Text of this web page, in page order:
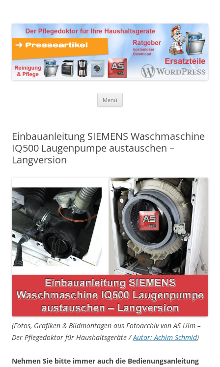
Haushaltsgeräte
Reinigungsprodukte und Pflegemittel
Menü
Einbauanleitung SIEMENS Waschmaschine
IQ500 Laugenpumpe austauschen –
Langversion
(Fotos, Grafiken & Bildmontagen aus Fotoarchiv von AS Ulm –
Der Pflegedoktor für Haushaltsgeräte /Autor: Achim Schmid)
Nehmen Sie bitte immer auch die Bedienungsanleitung